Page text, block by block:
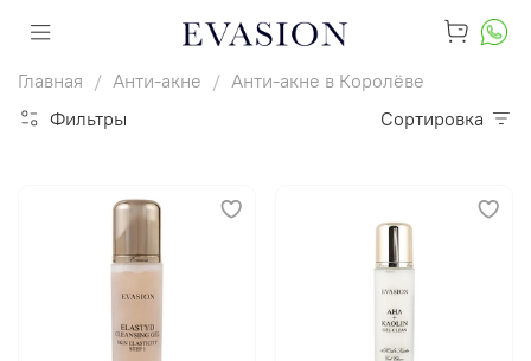
Главная Анти-акне
Анти-акне в Королёве
Фильтры
Сортировка